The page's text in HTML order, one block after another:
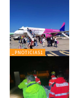
_PNOTICIAS1